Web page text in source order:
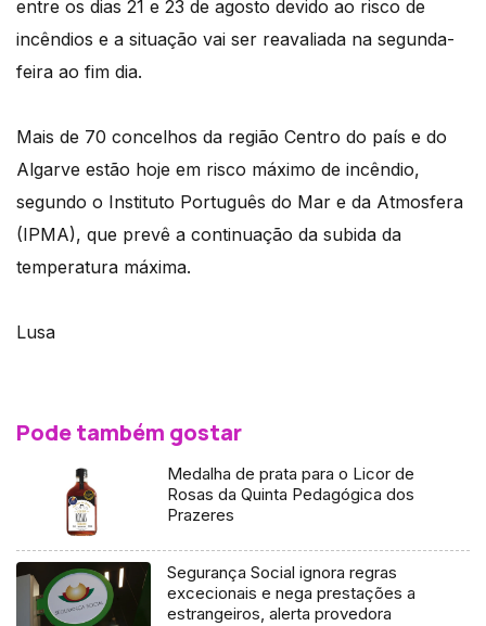
entre os dias 21 e 23 de agosto devido ao risco de
incêndios e a situação vai ser reavaliada na segunda-
feira ao fim dia.
Mais de 70 concelhos da região Centro do país e do
Algarve estão hoje em risco máximo de incêndio,
segundo o Instituto Português do Mar e da Atmosfera
(IPMA), que prevê a continuação da subida da
temperatura máxima.
Lusa
Pode também gostar
Medalha de prata para o Licor de
Rosas da Quinta Pedagógica dos
Prazeres
Segurança Social ignora regras
excecionais e nega prestações a
estrangeiros, alerta provedora